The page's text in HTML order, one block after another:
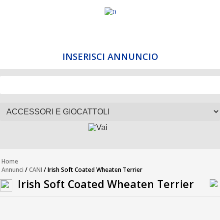
INSERISCI ANNUNCIO
Home
Annunci /CANI / Irish Soft Coated Wheaten Terrier
Irish Soft Coated Wheaten Terrier